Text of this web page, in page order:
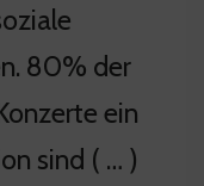
80% der
ein
sind ( … )